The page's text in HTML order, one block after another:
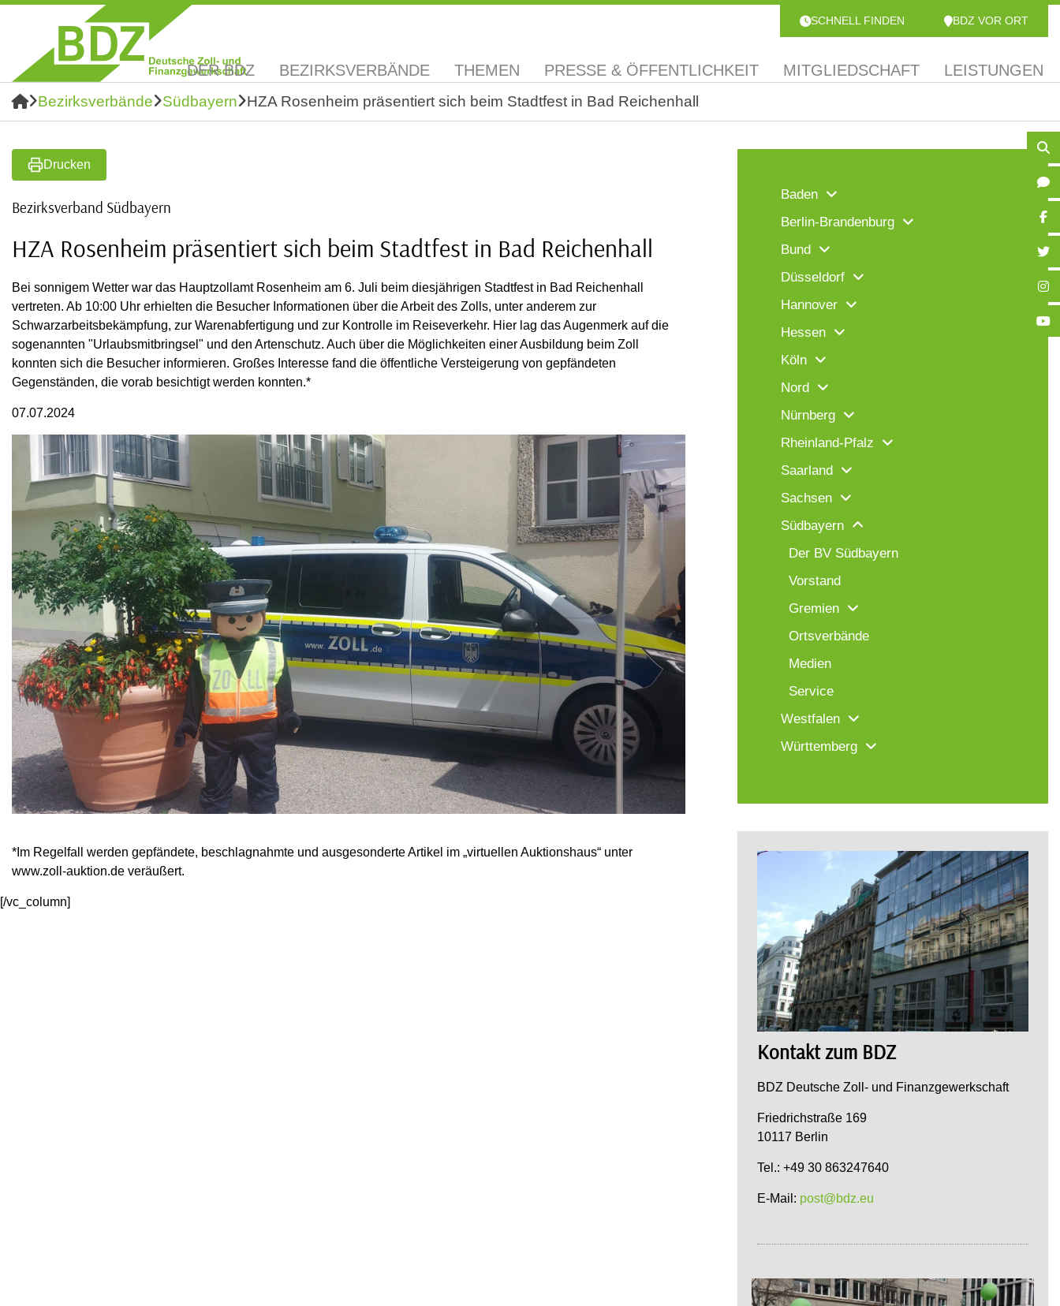
SCHNELL FINDEN BDZ VOR ORT
DER BDZ BEZIRKSVERBÄNDE THEMEN PRESSE & ÖFFENTLICHKEIT MITGLIEDSCHAFT LEISTUNGEN
Bezirksverbände Südbayern HZA Rosenheim präsentiert sich beim Stadtfest in Bad Reichenhall
Drucken
Bezirksverband Südbayern
HZA Rosenheim präsentiert sich beim Stadtfest in Bad Reichenhall
Bei sonnigem Wetter war das Hauptzollamt Rosenheim am 6. Juli beim diesjährigen Stadtfest in Bad Reichenhall
vertreten. Ab 10:00 Uhr erhielten die Besucher Informationen über die Arbeit des Zolls, unter anderem zur
Schwarzarbeitsbekämpfung, zur Warenabfertigung und zur Kontrolle im Reiseverkehr. Hier lag das Augenmerk auf die
sogenannten "Urlaubsmitbringsel" und den Artenschutz. Auch über die Möglichkeiten einer Ausbildung beim Zoll
konnten sich die Besucher informieren. Großes Interesse fand die öffentliche Versteigerung von gepfändeten
Gegenständen, die vorab besichtigt werden konnten.*
07.07.2024
*Im Regelfall werden gepfändete, beschlagnahmte und ausgesonderte Artikel im „virtuellen Auktionshaus“ unter
www.zoll-auktion.de veräußert.
[/vc_column]
Baden
Berlin-Brandenburg
Bund
Düsseldorf
Hannover
Hessen
Köln
Nord
Nürnberg
Rheinland-Pfalz
Saarland
Sachsen
Südbayern
Der BV Südbayern
Vorstand
Gremien
Ortsverbände
Medien
Service
Westfalen
Württemberg
Kontakt zum BDZ
BDZ Deutsche Zoll- und Finanzgewerkschaft
Friedrichstraße 169
10117 Berlin
Tel.: +49 30 863247640
E-Mail: post@bdz.eu